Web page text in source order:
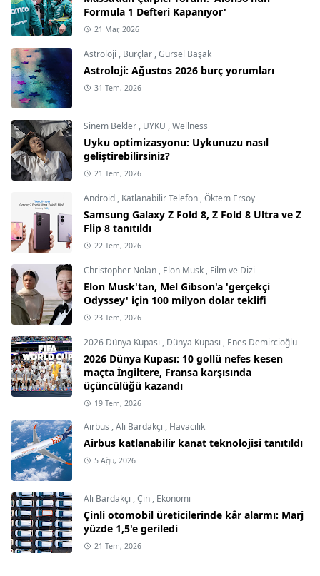
Formula 1 Defteri Kapanıyor'
21 Mar, 2026
Astroloji , Burçlar ,Gürsel Başak
Astroloji: Ağustos 2026 burç yorumları
31 Tem, 2026
Sinem Bekler , UYKU ,Wellness
Uyku optimizasyonu: Uykunuzu nasıl
geliştirebilirsiniz?
21 Tem, 2026
Android , Katlanabilir Telefon ,Öktem Ersoy
Samsung Galaxy Z Fold 8, Z Fold 8 Ultra ve Z
Flip 8 tanıtıldı
22 Tem, 2026
Christopher Nolan , Elon Musk , Film ve Dizi
Elon Musk'tan, Mel Gibson'a 'gerçekçi
Odyssey' için 100 milyon dolar teklifi
23 Tem, 2026
2026 Dünya Kupası , Dünya Kupası , Enes Demircioğlu
2026 Dünya Kupası: 10 gollü nefes kesen
maçta İngiltere, Fransa karşısında
üçüncülüğü kazandı
19 Tem, 2026
Airbus ,Ali Bardakçı , Havacılık
Airbus katlanabilir kanat teknolojisi tanıtıldı
5 Ağu, 2026
Ali Bardakçı ,Çin , Ekonomi
Çinli otomobil üreticilerinde kâr alarmı: Marj
yüzde 1,5'e geriledi
21 Tem, 2026